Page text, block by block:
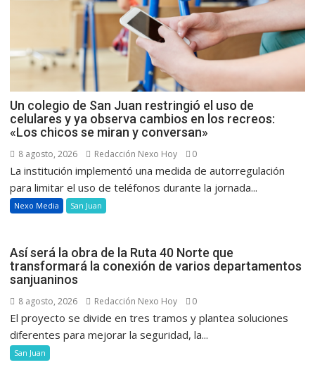
Un colegio de San Juan restringió el uso de
celulares y ya observa cambios en los recreos:
«Los chicos se miran y conversan»
8 agosto, 2026 Redacción Nexo Hoy 0
La institución implementó una medida de autorregulación
para limitar el uso de teléfonos durante la jornada...
Nexo Media San Juan
Así será la obra de la Ruta 40 Norte que
transformará la conexión de varios departamentos
sanjuaninos
8 agosto, 2026 Redacción Nexo Hoy 0
El proyecto se divide en tres tramos y plantea soluciones
diferentes para mejorar la seguridad, la...
San Juan